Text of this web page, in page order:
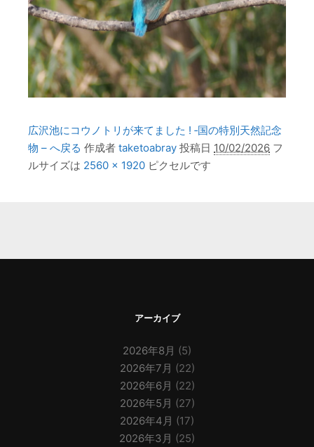
広沢池にコウノトリが来てました ! ‐国の特別天然記念
物 – へ戻る 作成者 taketoabray 投稿日 10/02/2026 フ
ルサイズは 2560 × 1920 ピクセルです
アーカイブ
2026年8月 (5)
2026年7月 (22)
2026年6月 (22)
2026年5月 (27)
2026年4月 (17)
2026年3月 (25)